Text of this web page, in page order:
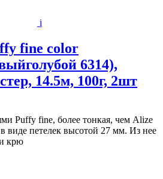
i
fine color
6314),
14.5м, 100г, 2шт
Puffy fine, более тонкая, чем Alize
виде петелек высотой 27 мм. Из нее
крю